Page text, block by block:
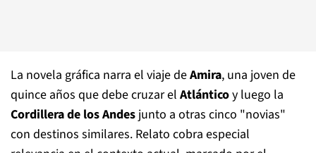
La novela gráfica narra el viaje deAmira, una joven de
quince años que debe cruzar el Atlánticoy luego la
Cordillera de los Andes junto a otras cinco "novias"
con destinos similares. Relato cobra especial